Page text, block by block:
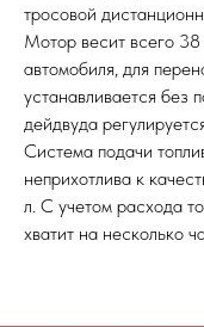
тросовой
Мотор весит всего
автомобиля, для
устанавливается без
дейдвуда
Система подачи
неприхотлива к
л. С учетом расхода
хватит на несколько